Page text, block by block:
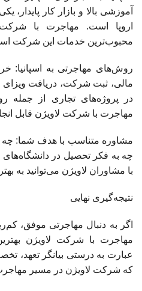
آموزشی بالا و بازار کار پایدار،
اروپا است. مهاجرت با شرکت
محبوب‌ترین خدمات این شرکت
روش‌های مهاجرتی به اسپانیا:
مالی، ثبت شرکت، دریافت ویزای
در پروژه‌های تجاری از جمله
مهاجرت با شرکت لاویژن قابل
مشاوره متناسب با هدف شما: چه
چه به فکر تحصیل در دانشگاه‌های
با مشاوران لاویژن می‌توانید به
نتیجه‌گیری نهایی
اگر به دنبال مهاجرتی موفق،
مهاجرت با شرکت لاویژن
عبارت به درستی بیانگر تعهد،
که شرکت لاویژن در مسیر